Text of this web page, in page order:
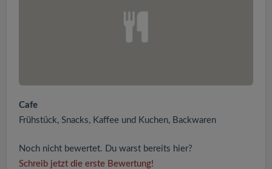
Cafe
Frühstück, Snacks, Kaffee und Kuchen, Backwaren
Noch nicht bewertet. Du warst bereits hier?
Schreib jetzt die erste Bewertung!